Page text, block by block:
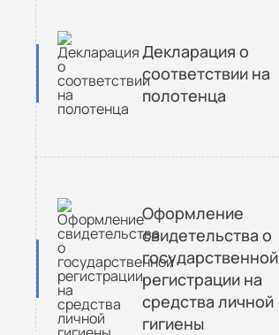
Декларация о
соответствии на
полотенца
Оформление
свидетельства о
государственной
регистрации на
средства личной
гигиены